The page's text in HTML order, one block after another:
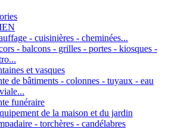
- cuisinières - cheminées...
- balcons - grilles - portes - kiosques -
et vasques
de bâtiments - colonnes - tuyaux - eau
funéraire
de la maison et du jardin
- torchères - candélabres